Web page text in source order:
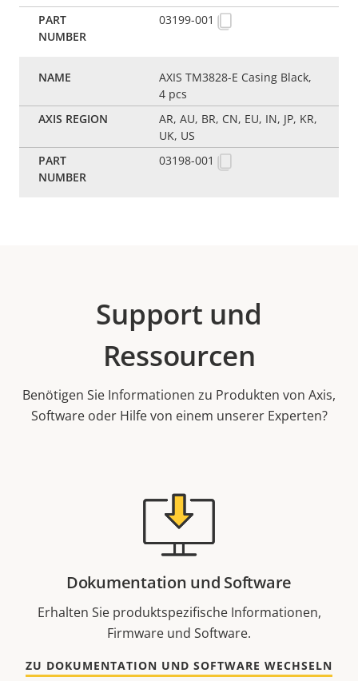
03199-001
AXIS TM3828-E Casing Black,
4 pcs
AR, AU, BR, CN, EU, IN, JP, KR,
UK, US
03198-001
Support und
Ressourcen
Benötigen Sie Informationen zu Produkten von Axis,
Software oder Hilfe von einem unserer Experten?
Dokumentation und Software
Erhalten Sie produktspezifische Informationen,
Firmware und Software.
ZU DOKUMENTATION UND SOFTWARE WECHSELN